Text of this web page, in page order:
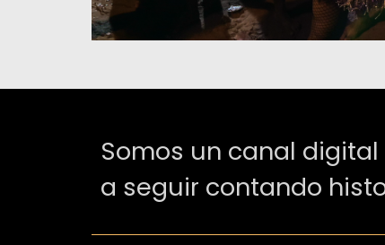
Somos un canal
a seguir contando